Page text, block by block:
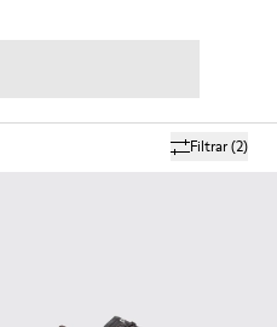
Filtrar(2)